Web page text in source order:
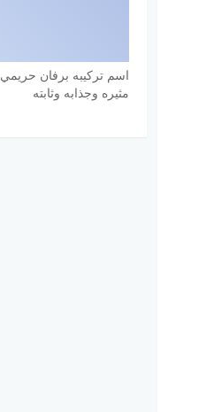
اسم تركيبه برفان حريمي
مثيره وجذابه وثابته